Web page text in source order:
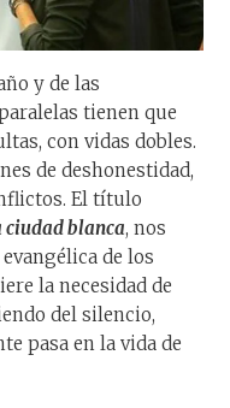
y de las
tienen que
con vidas dobles.
de deshonestidad,
El título
ciudad blanca, nos
de los
la necesidad de
del silencio,
pasa en la vida de